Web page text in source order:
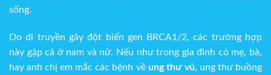
sống.
Do di truyền gây đột biến gen BRCA1/2, các trường hợp
này gặp cả ở nam và nữ. Nếu như trong gia đình có mẹ, bà,
hay anh chị em mắc các bệnh về ung thư vú, ung thư buồng